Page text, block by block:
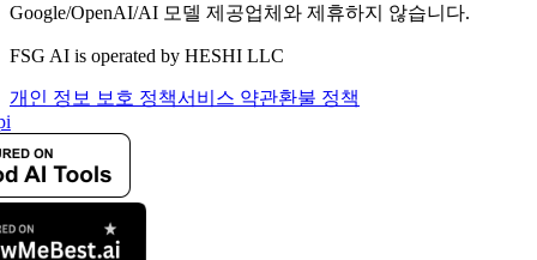
Google/OpenAI/AI 모델 제공업체와 제휴하지 않습니다.
FSG AI is operated by HESHI LLC
개인 정보 보호 정책서비스 약관환불 정책